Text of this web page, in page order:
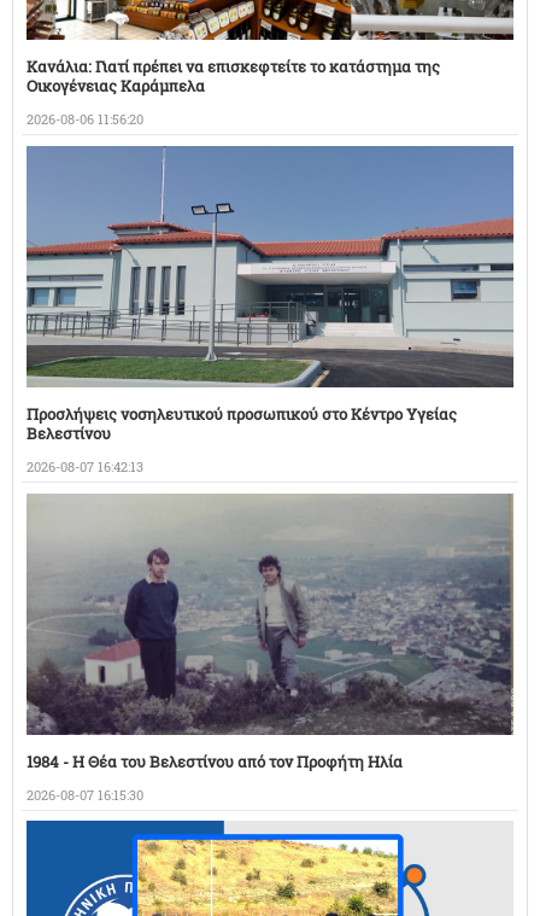
Κανάλια: Γιατί πρέπει να επισκεφτείτε το κατάστημα της
Οικογένειας Καράμπελα
2026-08-06 11:56:20
Προσλήψεις νοσηλευτικού προσωπικού στο Κέντρο Υγείας
Βελεστίνου
2026-08-07 16:42:13
1984 - Η Θέα του Βελεστίνου από τον Προφήτη Ηλία
2026-08-07 16:15:30